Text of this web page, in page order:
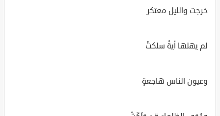
خرجت والليل معتكر
لم يهلها أيةً سلكتْ
وعيون الناس هاجعةٍ